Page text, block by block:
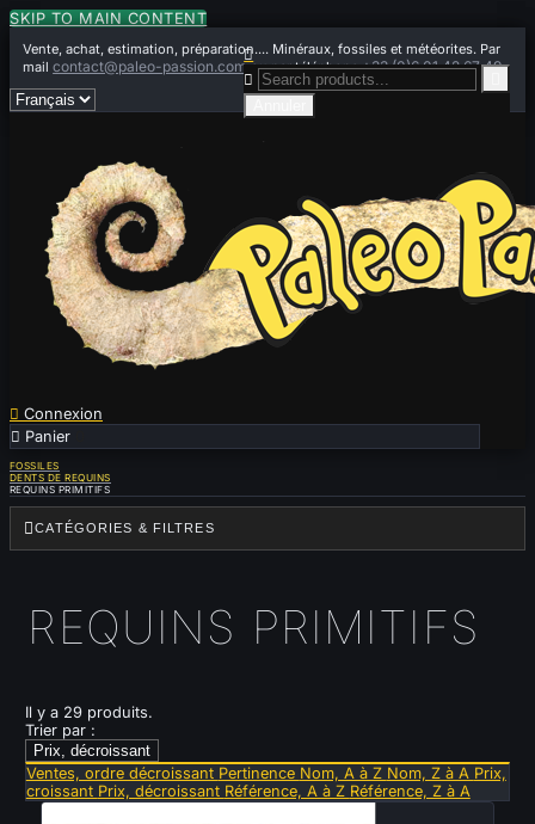
SKIP TO MAIN CONTENT
Vente, achat, estimation, préparation.... Minéraux, fossiles et météorites. Par
mailcontact@paleo-passion.comou par téléphone+33 (0)6 01 42 67 49
 Connexion
 Panier


FOSSILES
DENTS DE REQUINS
REQUINS PRIMITIFS
CATÉGORIES & FILTRES
REQUINS PRIMITIFS
Il y a 29 produits.
Trier par :
Prix, décroissant
Ventes, ordre décroissant Pertinence Nom, A à Z Nom, Z à A Prix,
croissant Prix, décroissant Référence, A à Z Référence, Z à A